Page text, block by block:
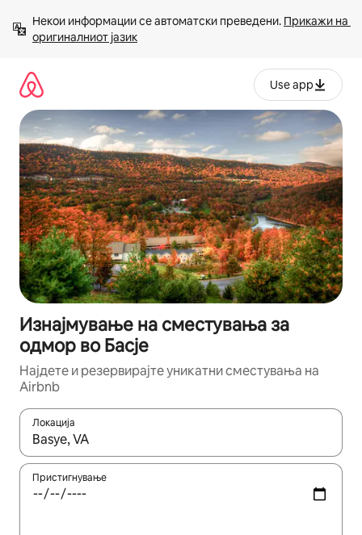
содржина
Некои информации се автоматски преведени. Прикажи на
оригиналниот јазик
Use app
Изнајмување на сместувања за
одмор во Басје
Најдете и резервирајте уникатни сместувања на
Airbnb
Локација
Кога резултатите се достапни, движете се со копчињата
Пристигнување